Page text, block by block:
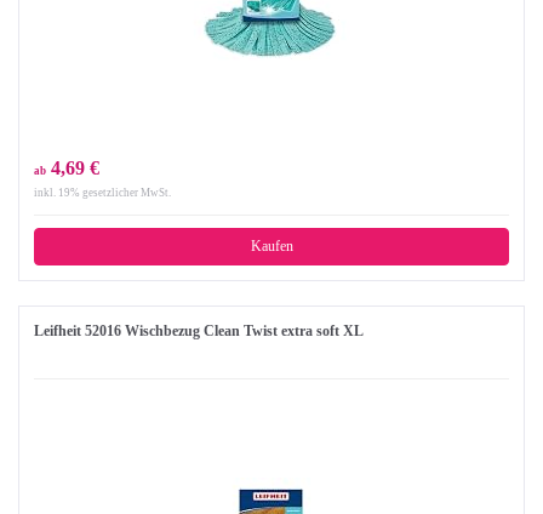
ab 4,69 €
inkl. 19% gesetzlicher MwSt.
Kaufen
Leifheit 52016 Wischbezug Clean Twist extra soft XL